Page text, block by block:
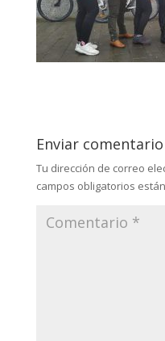
Enviar comentario
Tu dirección de correo
campos obligatorios